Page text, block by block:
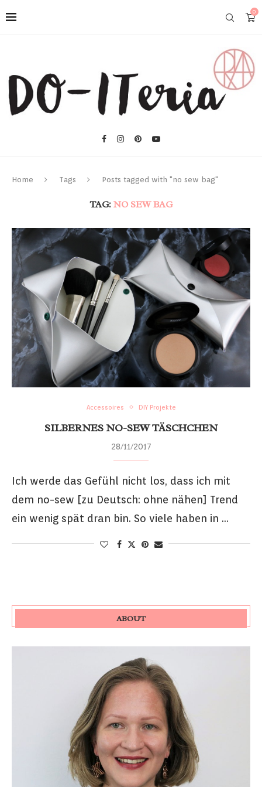
0
Home Tags Posts tagged with "no sew bag"
TAG: NO SEW BAG
Accessoires DIY Projekte
SILBERNES NO-SEW TÄSCHCHEN
28/11/2017
Ich werde das Gefühl nicht los, dass ich mit
dem no-sew [zu Deutsch: ohne nähen] Trend
ein wenig spät dran bin. So viele haben in …
ABOUT